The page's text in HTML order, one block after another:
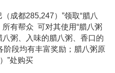
成都285,247）”领取“腊八
有帮众 可对其使用“腊八粥
八粥、入味的腊八粥、香口的
段均有丰富奖励；腊八粥原
”处购买